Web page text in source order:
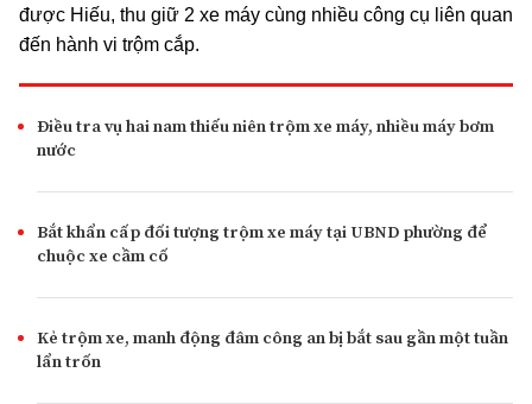
được Hiếu, thu giữ 2 xe máy cùng nhiều công cụ liên quan
đến hành vi trộm cắp.
Điều tra vụ hai nam thiếu niên trộm xe máy, nhiều máy bơm
nước
Bắt khẩn cấp đối tượng trộm xe máy tại UBND phường để
chuộc xe cầm cố
Kẻ trộm xe, manh động đâm công an bị bắt sau gần một tuần
lẩn trốn